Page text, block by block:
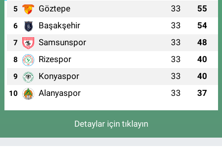
5 Göztepe 33 55
6 Başakşehir 33 54
7 Samsunspor 33 48
8 Rizespor 33 40
9 Konyaspor 33 40
10 Alanyaspor 33 37
Detaylar için tıklayın